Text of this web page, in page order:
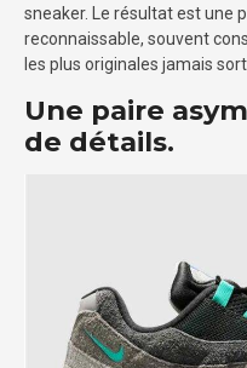
sneaker. Le résultat est une
reconnaissable, souvent
les plus originales jamais
Une paire
de détails.